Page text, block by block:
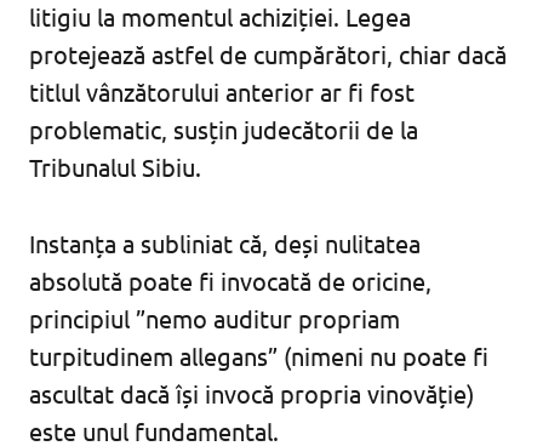
litigiu la momentul achiziției. Legea
protejează astfel de cumpărători, chiar dacă
titlul vânzătorului anterior ar fi fost
problematic, susțin judecătorii de la
Tribunalul Sibiu.
Instanța a subliniat că, deși nulitatea
absolută poate fi invocată de oricine,
principiul ”nemo auditur propriam
turpitudinem allegans” (nimeni nu poate fi
ascultat dacă își invocă propria vinovăție)
este unul fundamental.